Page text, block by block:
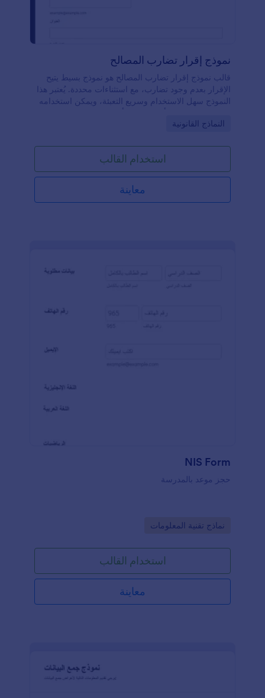
نموذج إقرار تضارب المصالح
قالب نموذج إقرار تضارب المصالح هو نموذج بسيط يتيح
الإقرار بعدم وجود تضارب، مع استثناءات محددة. يُعتبر هذا
النموذج سهل الاستخدام وسريع التعبئة، ويمكن استخدامه
النماذج الإلكترونية، لا حاجة لتقديم مستندات ورقية أو
الاستمارة بسهولة وفي أي وقت يناسب المُعلن. يمكن
طباعة نسخة ورقية عند الحاجة، دون الحاجة لتراكم
الأوراق. كما أن الحفظ والتخزين يصبحان سهلين وآمنين،
حيث يتم تخزين السجلات في قاعدة بيانات مؤمنة.يمكنك
تضمين هذا النموذج في أي مكان على موقعك الإلكتروني
Go to Category:
النماذج القانونية
استخدام القالب
معاينة
NIS Form
حجز موعد بالمدرسة
Go to Category:
نماذج تقنية المعلومات
استخدام القالب
معاينة